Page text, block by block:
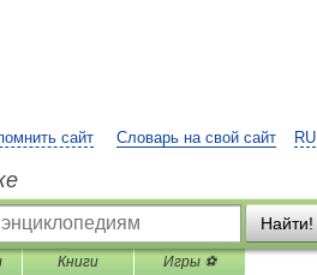
RU
сайт Словарь на свой сайт
Найти!
Книги Игры ⚽